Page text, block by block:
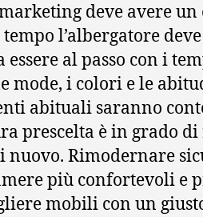
deve avere un
l’albergatore
al passo con i
mode, i colori e le
abituali saranno
prescelta è in grado
nuovo. Rimodernare
più confortevoli e
mobili con un